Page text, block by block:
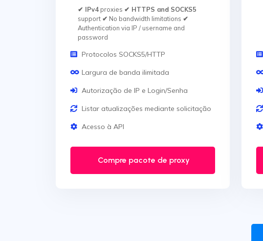
✔ IPv4proxies ✔ HTTPS and SOCKS5
support ✔ No bandwidth limitations ✔
Authentication via IP / username and
password
Protocolos SOCKS5/HTTP
Largura de banda ilimitada
Autorização de IP e Login/Senha
Listar atualizações mediante solicitação
Acesso à API
Compre pacote de proxy